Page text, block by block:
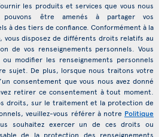
les produits et services que vous nous
pouvons être amenés à partager vos
à des tiers de confiance. Conformément à la
vous disposez de différents droits relatifs au
de vos renseignements personnels. Vous
modifier les renseignements personnels
sujet. De plus, lorsque nous traitons votre
consentement que vous nous avez donné
retirer ce consentement à tout moment.
droits, sur le traitement et la protection de
veuillez-vous référer à notre Politique
souhaitez exercer un de ces droits ou
de la protection des renseignements